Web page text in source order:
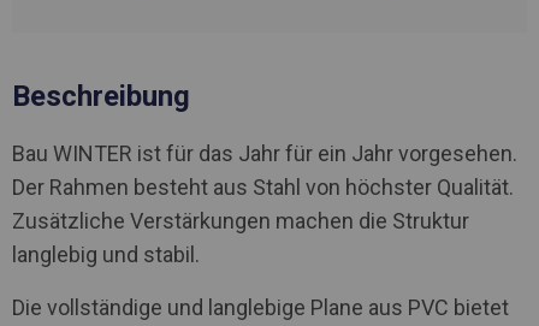
Beschreibung
Bau WINTER ist für das Jahr für ein Jahr vorgesehen.
Der Rahmen besteht aus Stahl von höchster Qualität.
Zusätzliche Verstärkungen machen die Struktur
langlebig und stabil.
Die vollständige und langlebige Plane aus PVC bietet